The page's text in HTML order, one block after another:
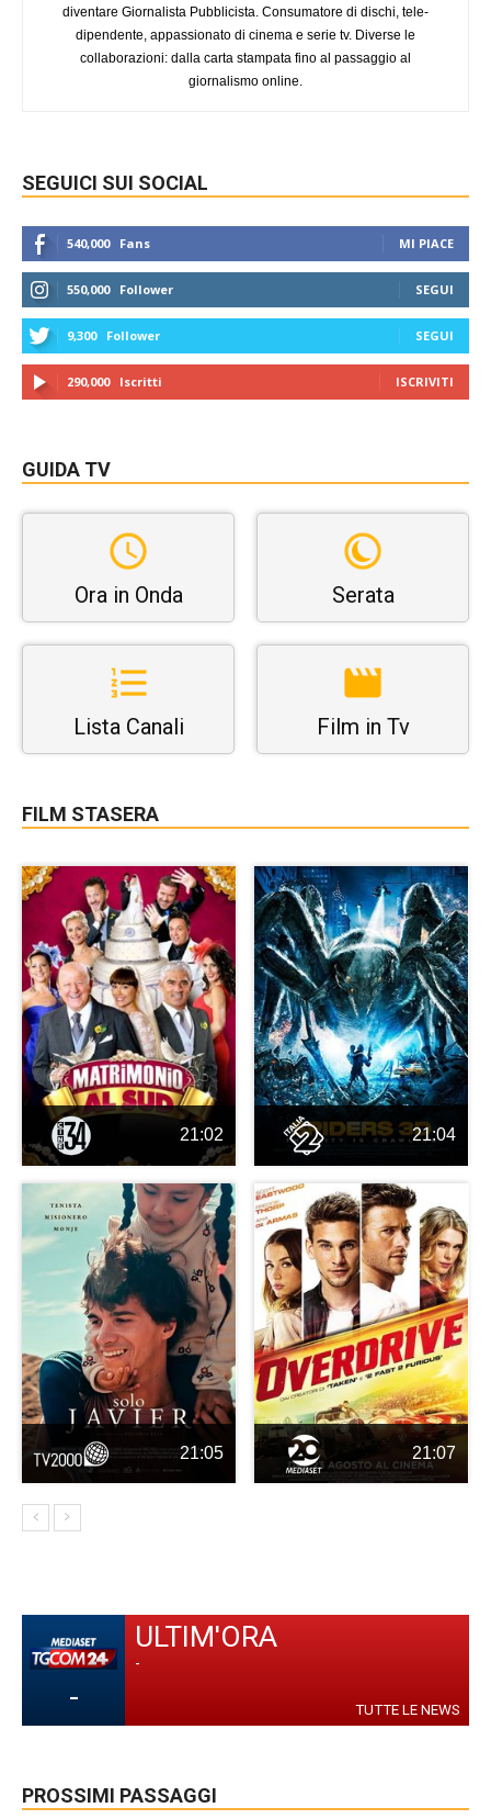
diventare Giornalista Pubblicista. Consumatore di dischi, tele-
dipendente, appassionato di cinema e serie tv. Diverse le
collaborazioni: dalla carta stampata fino al passaggio al
giornalismo online.
SEGUICI SUI SOCIAL
540,000 Fans MI PIACE
550,000 Follower SEGUI
9,300 Follower SEGUI
290,000 Iscritti ISCRIVITI
GUIDA TV
Ora in Onda Serata
Lista Canali Film in Tv
FILM STASERA
21:02 21:04
21:05 21:07
-
ULTIM'ORA
-
TUTTE LE NEWS
PROSSIMI PASSAGGI